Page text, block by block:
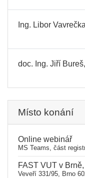
Ing. Libor Vavrečka
doc. Ing. Jiří
Místo konání
Online webinář
MS Teams, část
FAST VUT v
Veveří 331/95, Brno